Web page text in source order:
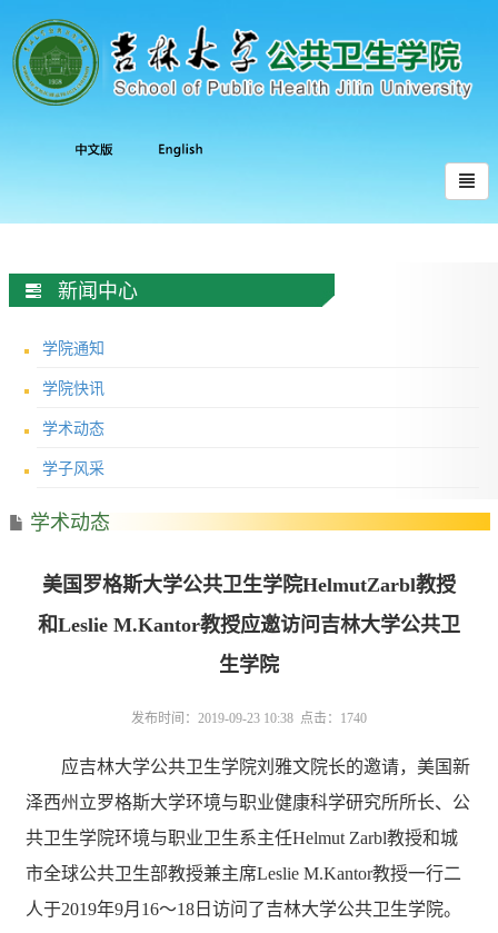
新闻中心
学院通知
学院快讯
学术动态
学子风采
学术动态
美国罗格斯大学公共卫生学院HelmutZarbl教授
和Leslie M.Kantor教授应邀访问吉林大学公共卫
生学院
发布时间：2019-09-23 10:38 点击： 1740
应吉林大学公共卫生学院刘雅文院长的邀请，美国新
泽西州立罗格斯大学环境与职业健康科学研究所所长、公
共卫生学院环境与职业卫生系主任Helmut Zarbl教授和城
市全球公共卫生部教授兼主席Leslie M.Kantor教授一行二
人于2019年9月 16～18日访问了吉林大学公共卫生学院。